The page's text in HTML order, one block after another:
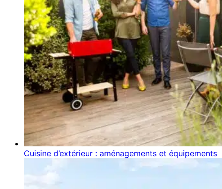
Cuisine d’extérieur : aménagements et équipements